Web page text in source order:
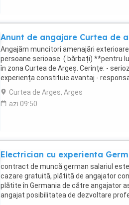
Anunt de angajare Curtea de
Angajăm muncitori amenajări
persoane serioase ( bărbați) **pentru
în zona Curtea de Argeș. Cerințe: -
experiența constituie avantaj -
salariu ...
Curtea de Arges, Arges
azi 09:50
Electrician cu experienta
contract de muncă german salariul
cazare gratuită, plătită de angajator
plătite în Germania de către angajator
angajat posibilitatea de dezvoltare